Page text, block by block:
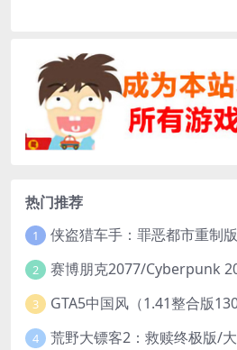
热门推荐
1
2
3
4